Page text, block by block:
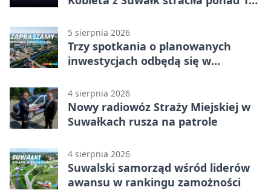
5 sierpnia 2026
Trzy spotkania o planowanych
inwestycjach odbędą się w
4 sierpnia 2026
Nowy radiowóz Straży Miejskiej w
Suwałkach rusza na patrole
4 sierpnia 2026
Suwalski samorząd wśród liderów
awansu w rankingu zamożności